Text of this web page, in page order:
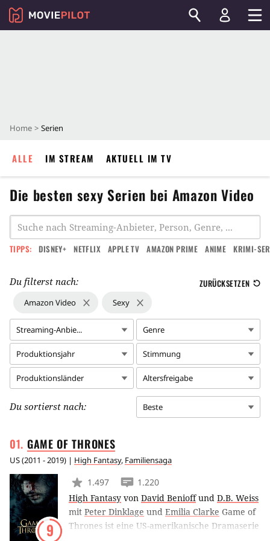
Home Serien
ALLE IM STREAM AKTUELL IM TV
Die besten sexy Serien bei Amazon Video
TIPPS: DISNEY+ NETFLIX APPLE TV AMAZON PRIME ANIME KRIMI-
Du filterst nach: ZURÜCKSETZEN
Amazon Video Sexy
Streaming-Anbie... Genre
Produktionsjahr Stimmung
Produktionsländer Altersfreigabe
Du sortierst nach: Beste
GAME OFTHRONES
US(2011 - 2019) | High Fantasy, Familiensaga
9
1.497
1.220
High Fantasy von David Benioffund D.B. Weiss
mit Peter Dinklage und Emilia Clarke Game of
Thrones ist eine US-amerikanische Dramaserie